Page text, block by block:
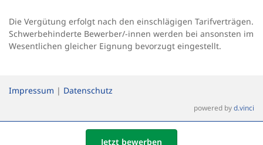
Die Vergütung erfolgt nach den einschlägigen Tarifverträgen.
Schwerbehinderte Bewerber/-innen werden bei ansonsten im
Wesentlichen gleicher Eignung bevorzugt eingestellt.
Jetzt bewerben
Impressum | Datenschutz
powered byd.vinci